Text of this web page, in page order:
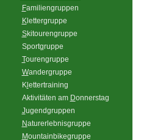
Familiengruppen
Klettergruppe
Skitourengruppe
Sportgruppe
Tourengruppe
Wandergruppe
Kl ettertraining
Aktivitäten am Donnerstag
Jugendgruppen
Naturerlebnisgruppe
Mountainbikegruppe